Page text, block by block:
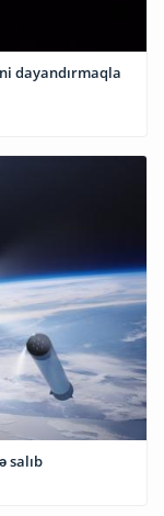
dayandırmaqla
salıb